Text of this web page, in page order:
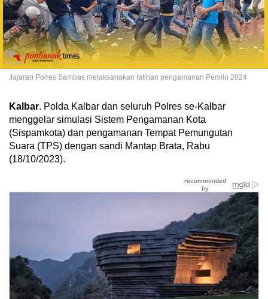
Jajaran Polres Sambas melaksanakan latihan pengamanan Pemilu 2024
Kalbar. Polda Kalbar dan seluruh Polres se-Kalbar
menggelar simulasi Sistem Pengamanan Kota
(Sispamkota) dan pengamanan Tempat Pemungutan
Suara (TPS) dengan sandi Mantap Brata, Rabu
(18/10/2023).